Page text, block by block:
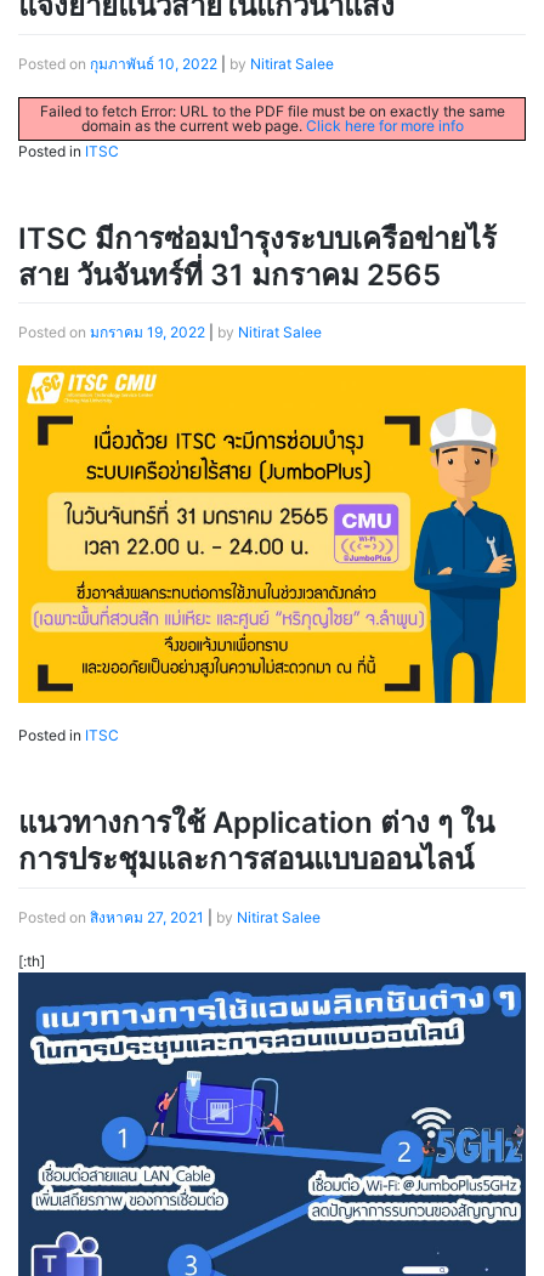
Posted on กุมภาพันธ์ 10, 2022 by Nitirat Salee
Failed to fetch Error: URL to the PDF file must be on exactly the same
domain as the current web page. Click here for more info
Posted in ITSC
ITSC มีการซ่อมบำรุงระบบเครือข่ายไร้
สาย วันจันทร์ที่ 31 มกราคม 2565
Posted on มกราคม 19, 2022 by Nitirat Salee
Posted in ITSC
แนวทางการใช้ Application ต่าง ๆ ใน
การประชุมและการสอนแบบออนไลน์
Posted on สิงหาคม 27, 2021 by Nitirat Salee
[:th]